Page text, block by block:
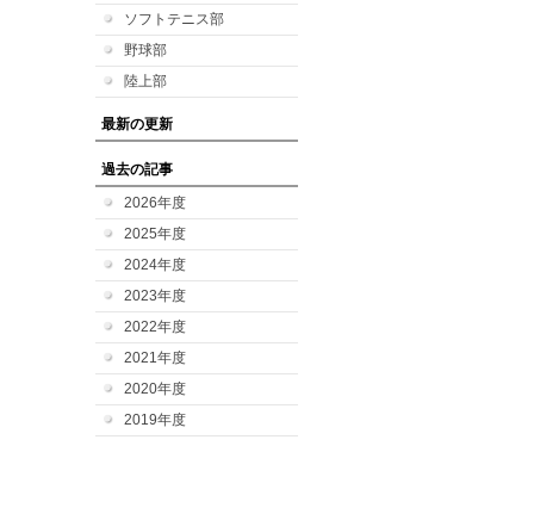
ソフトテニス部
野球部
陸上部
最新の更新
過去の記事
2026年度
2025年度
2024年度
2023年度
2022年度
2021年度
2020年度
2019年度